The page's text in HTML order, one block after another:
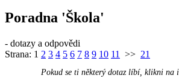
Poradna 'Škola'
- dotazy a odpovědi
Strana: 1 2 3 4 5 6 7 8 9 10 11 >> 21
Pokud se ti některý dotaz líbí, klikni na